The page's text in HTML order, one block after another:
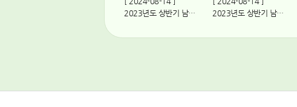
2023년도 상반기 남구 의회교실(링컨하우스 부산스쿨 2학년)
2023년도 상반기 남구 의회교실(링컨하우스 부산스쿨 3학년)